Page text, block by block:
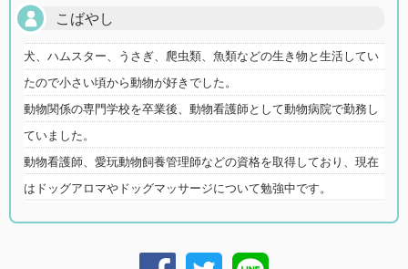
こばやし
犬、ハムスター、うさぎ、爬虫類、魚類などの生き物と生活してい
たので小さい頃から動物が好きでした。
動物関係の専門学校を卒業後、動物看護師として動物病院で勤務し
ていました。
動物看護師、愛玩動物飼養管理師などの資格を取得しており、現在
はドッグアロマやドッグマッサージについて勉強中です。